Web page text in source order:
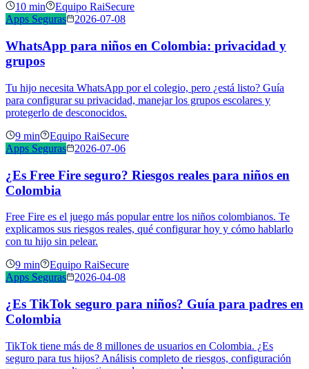
10 min
Equipo RaiSecure
Apps Seguras
2026-07-08
WhatsApp para niños en Colombia: privacidad y
grupos
Tu hijo necesita WhatsApp por el colegio, pero ¿está listo? Guía
para configurar su privacidad, manejar los grupos escolares y
protegerlo de desconocidos.
9 min
Equipo RaiSecure
Apps Seguras
2026-07-06
¿Es Free Fire seguro? Riesgos reales para niños en
Colombia
Free Fire es el juego más popular entre los niños colombianos. Te
explicamos sus riesgos reales, qué configurar hoy y cómo hablarlo
con tu hijo sin pelear.
9 min
Equipo RaiSecure
Apps Seguras
2026-04-08
¿Es TikTok seguro para niños? Guía para padres en
Colombia
TikTok tiene más de 8 millones de usuarios en Colombia. ¿Es
seguro para tus hijos? Análisis completo de riesgos, configuración